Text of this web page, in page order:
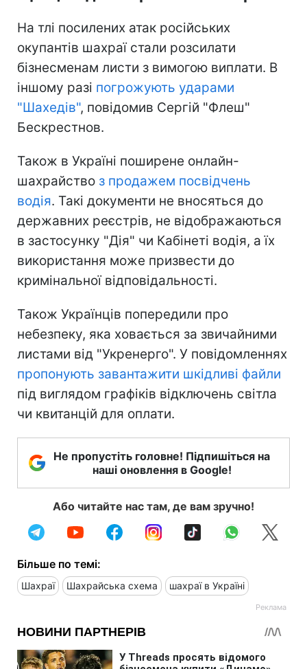
На тлі посилених атак російських
окупантів шахраї стали розсилати
бізнесменам листи з вимогою виплати. В
іншому разі погрожують ударами
"Шахедів", повідомив Сергій "Флеш"
Бескрестнов.
Також в Україні поширене онлайн-
шахрайство з продажем посвідчень
водія. Такі документи не вносяться до
державних реєстрів, не відображаються
в застосунку "Дія" чи Кабінеті водія, а їх
використання може призвести до
кримінальної відповідальності.
Також Українців попередили про
небезпеку, яка ховається за звичайними
листами від "Укренерго". У повідомленнях
пропонують завантажити шкідливі файли
під виглядом графіків відключень світла
чи квитанцій для оплати.
Не пропустіть головне! Підпишіться на
наші оновлення в Google!
Або читайте нас там, де вам зручно!
Більше по темі:
Шахраї Шахрайська схема шахраї в Україні